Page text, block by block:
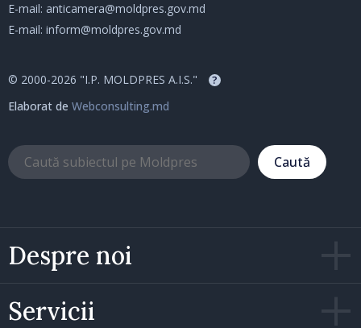
Despre noi
Servicii
E-mail: anticamera@moldpres.gov.md
E-mail: inform@moldpres.gov.md
© 2000-2026 "I.P. MOLDPRES A.I.S." ?
Elaborat de Webconsulting.md
Caută